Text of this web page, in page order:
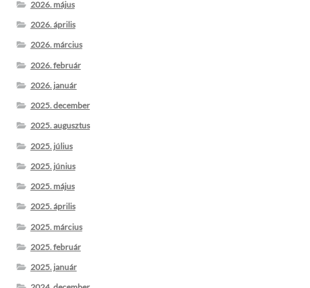
2026. május
2026. április
2026. március
2026. február
2026. január
2025. december
2025. augusztus
2025. július
2025. június
2025. május
2025. április
2025. március
2025. február
2025. január